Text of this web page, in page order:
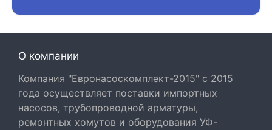
О компании
Компания "Евронасоскомплект-2015" с 2015
года осуществляет поставки импортных
насосов, трубопроводной арматуры,
ремонтных хомутов и оборудования УФ-